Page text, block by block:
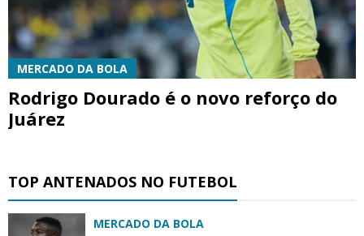
MERCADO DA BOLA
Rodrigo Dourado é o novo reforço do
Juárez
TOP ANTENADOS NO FUTEBOL
MERCADO DA BOLA